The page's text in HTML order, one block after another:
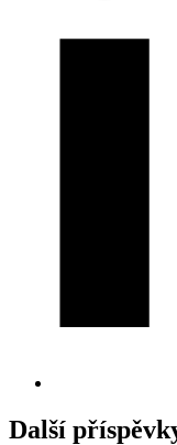
Další